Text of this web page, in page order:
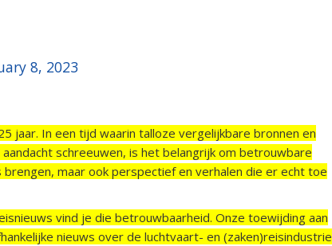
8, 2023
jaar. In een tijd waarin talloze vergelijkbare bronnen en
schreeuwen, is het belangrijk om betrouwbare
maar ook perspectief en verhalen die er echt toe
vind je die betrouwbaarheid. Onze toewijding aan
nieuws over de luchtvaart- en (zaken)reisindustrie